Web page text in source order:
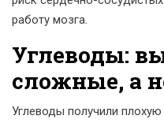
работу мозга.
Углеводы:
сложные, а
Углеводы получили